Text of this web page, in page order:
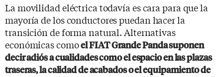
La movilidad eléctrica todavía es cara para que la
mayoría de los conductores puedan hacer la
transición de forma natural. Alternativas
económicas comoel FIAT Grande Panda suponen
decir adiós a cualidades como el espacio en las plazas
traseras, la calidad de acabados o el equipamiento de